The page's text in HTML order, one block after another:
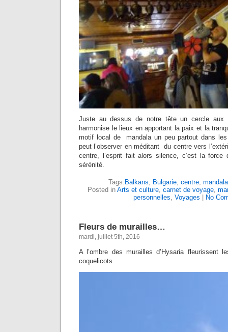
Juste au dessus de notre tête un cercle aux
harmonise le lieux en apportant la paix et la
motif local de mandala un peu partout dans
peut l’observer en méditant du centre vers
centre, l’esprit fait alors silence, c’est la
sérénité.
Tags: Balkans Bulgarie centre mandala
Posted in Arts et culture carnet de voyage
personnelles Voyages No
Fleurs de murailles…
mardi, juillet 5th, 2016
A l’ombre des murailles d’Hysaria fleurissent
coquelicots